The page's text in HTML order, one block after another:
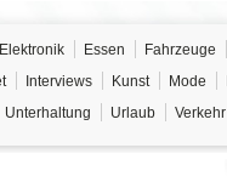
Elektronik Essen Fahrzeuge
Interviews Kunst Mode
Unterhaltung Urlaub Verkehr